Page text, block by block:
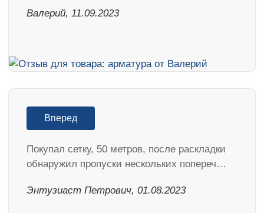
Валерий, 11.09.2023
Вперед
Покупал сетку, 50 метров, после раскладки
обнаружил пропуски нескольких попереч…
Энтузиаст Петрович, 01.08.2023